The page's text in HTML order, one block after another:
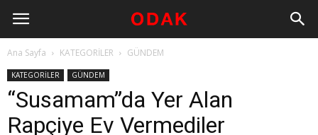
Ana Sayfa KATEGORİLER GÜNDEM
KATEGORİLER GÜNDEM
“Susamam”da Yer Alan
Rapçiye Ev Vermediler